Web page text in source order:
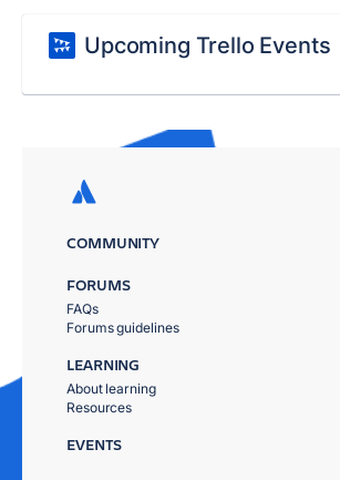
Upcoming Trello Events
COMMUNITY
FORUMS
FAQs
Forums guidelines
LEARNING
About learning
Resources
EVENTS